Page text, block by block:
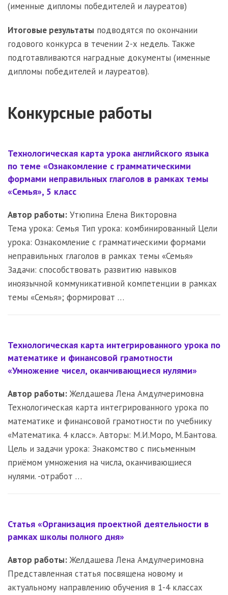
(именные дипломы победителей и лауреатов)
Итоговые результаты подводятся по окончании
годового конкурса в течении 2-х недель. Также
подготавливаются наградные документы (именные
дипломы победителей и лауреатов).
Конкурсные работы
Технологическая карта урока английского языка
по теме «Ознакомление с грамматическими
формами неправильных глаголов в рамках темы
«Семья», 5 класс
Автор работы: Утюпина Елена Викторовна
Тема урока: Семья Тип урока: комбинированный Цели
урока: Ознакомление с грамматическими формами
неправильных глаголов в рамках темы «Семья»
Задачи: способствовать развитию навыков
иноязычной коммуникативной компетенции в рамках
темы «Семья»; формироват …
Технологическая карта интегрированного урока по
математике и финансовой грамотности
«Умножение чисел, оканчивающиеся нулями»
Автор работы: Желдашева Лена Амдулчеримовна
Технологическая карта интегрированного урока по
математике и финансовой грамотности по учебнику
«Математика. 4 класс». Авторы: М.И.Моро, М.Бантова.
Цель и задачи урока: Знакомство с письменным
приёмом умножения на числа, оканчивающиеся
нулями. -отработ …
Статья «Организация проектной деятельности в
рамках школы полного дня»
Автор работы: Желдашева Лена Амдулчеримовна
Представленная статья посвящена новому и
актуальному направлению обучения в 1-4 классах